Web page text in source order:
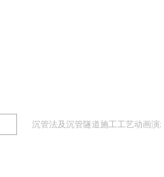
沉管法及沉管隧道施工工艺动画演示